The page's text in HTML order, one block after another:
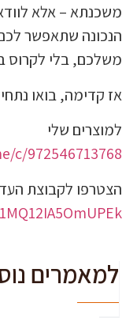
– אלא לוודא
שתאפשר לכם
בלי לקרוס בנטל
בואו נתחיל
שלי
wa.me/c/
לקבוצת העדכונים
נוספים